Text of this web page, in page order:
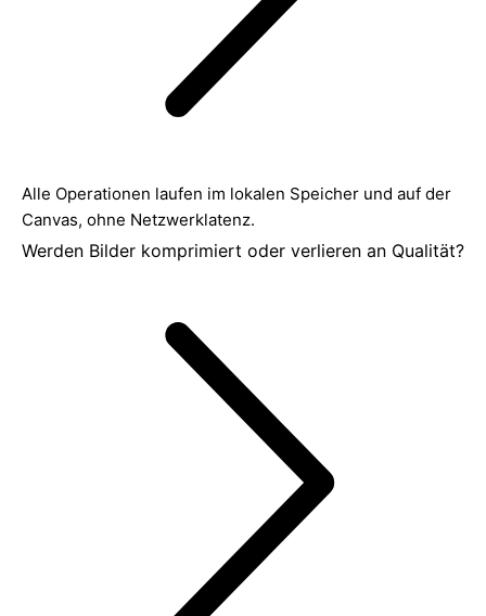
Alle Operationen laufen im lokalen Speicher und auf der
Canvas, ohne Netzwerklatenz.
Werden Bilder komprimiert oder verlieren an Qualität?